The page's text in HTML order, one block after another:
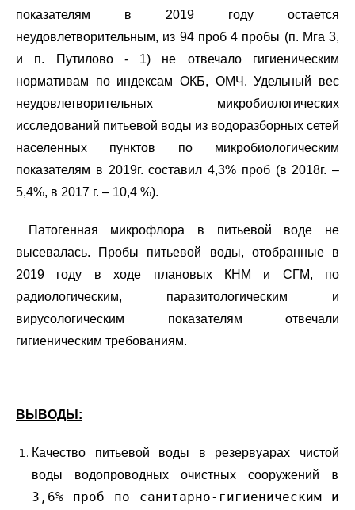
показателям в 2019 году остается
неудовлетворительным, из 94 проб 4 пробы (п. Мга 3,
и п. Путилово - 1) не отвечало гигиеническим
нормативам по индексам ОКБ, ОМЧ. Удельный вес
неудовлетворительных микробиологических
исследований питьевой воды из водоразборных сетей
населенных пунктов по микробиологическим
показателям в 2019г. составил 4,3% проб (в 2018г. –
5,4%, в 2017 г. – 10,4 %).
Патогенная микрофлора в питьевой воде не
высевалась. Пробы питьевой воды, отобранные в
2019 году в ходе плановых КНМ и СГМ, по
радиологическим, паразитологическим и
вирусологическим показателям отвечали
гигиеническим требованиям.
ВЫВОДЫ:
Качество питьевой воды в резервуарах чистой
воды водопроводных очистных сооружений в
3,6% проб по санитарно-гигиеническим и